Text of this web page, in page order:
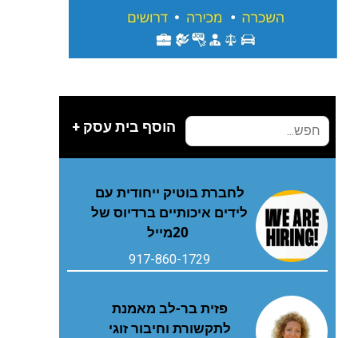
הוסף בית עסק +
‬20‭ ‬מייל
917-860-1729
פזית בר-לב מאמנת
לתקשורת וחיבור זוגי